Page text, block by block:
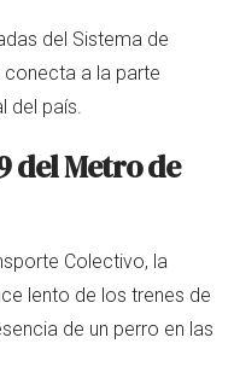
del Sistema de
conecta a la parte
del país.
del Metro de
Colectivo, la
lento de los trenes de
de un perro en las